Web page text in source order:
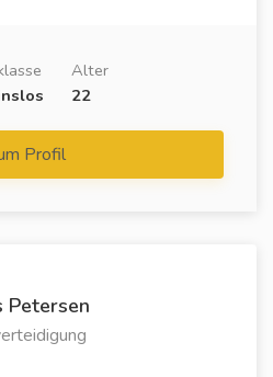
Alter
22
Profil
Petersen